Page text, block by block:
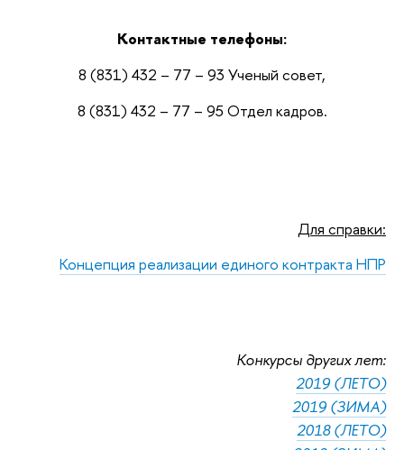
Контактные телефоны:
8 (831) 432 – 77 – 93 Ученый совет,
8 (831) 432 – 77 – 95 Отдел кадров.
Для справки:
Концепция реализации единого контракта НПР
Конкурсы других лет:
2019 (ЛЕТО)
2019 (ЗИМА)
2018 (ЛЕТО)